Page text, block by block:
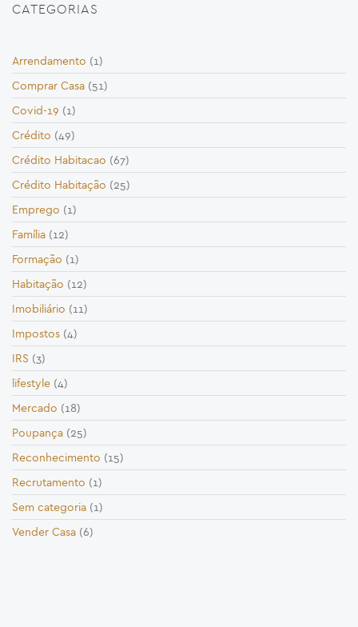
CATEGORIAS
Arrendamento (1)
Comprar Casa (51)
Covid-19 (1)
Crédito (49)
Crédito Habitacao (67)
Crédito Habitação (25)
Emprego (1)
Família (12)
Formação (1)
Habitação (12)
Imobiliário (11)
Impostos (4)
IRS (3)
lifestyle (4)
Mercado (18)
Poupança (25)
Reconhecimento (15)
Recrutamento (1)
Sem categoria (1)
Vender Casa (6)